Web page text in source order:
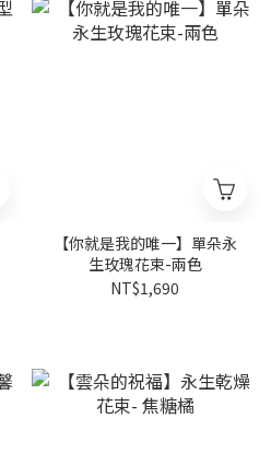
【你就是我的唯一】單朵永
生玫瑰花束-兩色
NT$1,690